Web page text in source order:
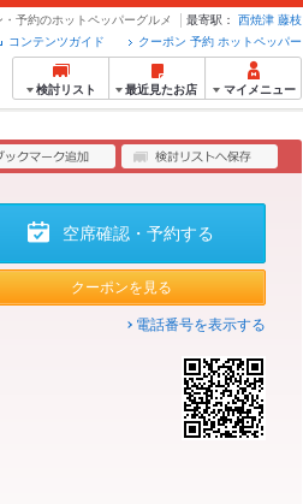
予約のホットペッパーグルメ 最寄駅： 西焼津 藤枝
クーポン 予約 ホットペッパー
コンテンツガイド
検討リスト 最近見たお店 マイメニュー
空席確認・予約する
クーポンを見る
電話番号を表示する